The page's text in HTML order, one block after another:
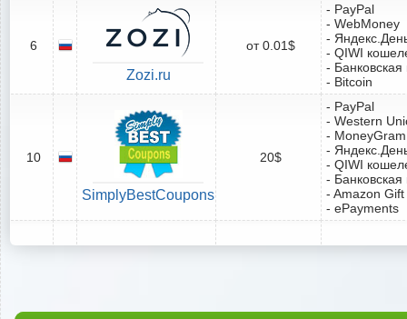
6
Zozi.ru
от 0.01$
- PayPal
- WebMoney
-
- QIWI
-
- Bitcoin
10
SimplyBestCoupons
20$
- PayPal
- Western
- MoneyGram
-
- QIWI
-
- Amazon
- ePayments